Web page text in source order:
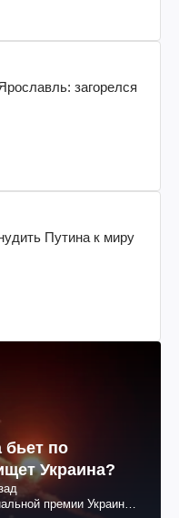
загорелся
Путина к миру
бьет по
Украина?
премии Украины